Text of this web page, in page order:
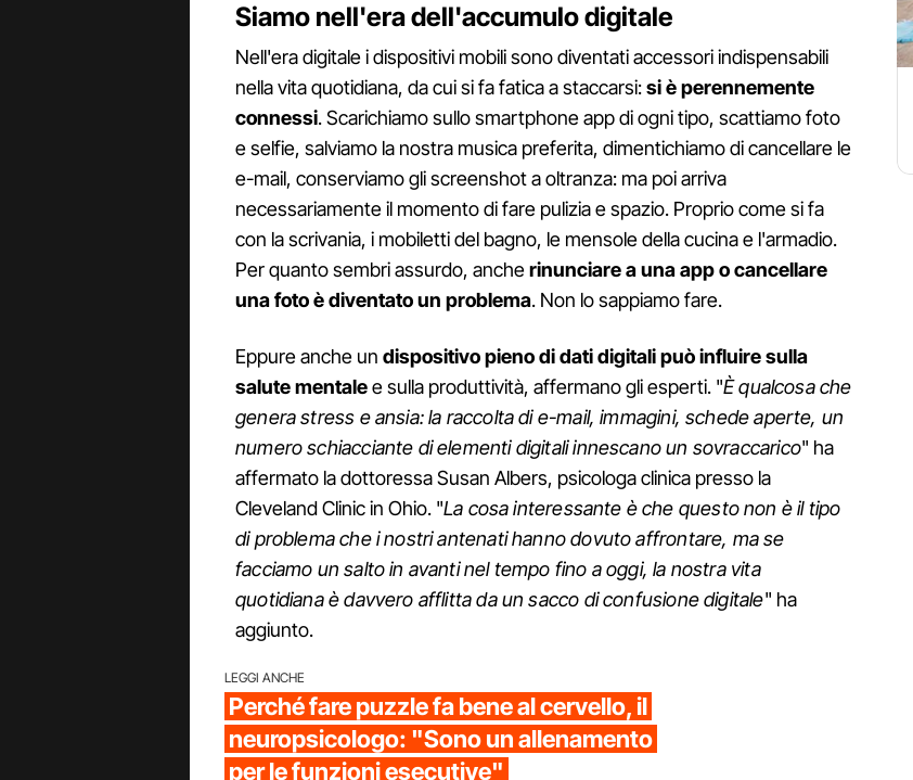
Siamo nell'era dell'accumulo digitale
Nell'era digitale i dispositivi mobili sono diventati accessori indispensabili
nella vita quotidiana, da cui si fa fatica a staccarsi:si è perennemente
connessi. Scarichiamo sullo smartphone app di ogni tipo, scattiamo foto
e selfie, salviamo la nostra musica preferita, dimentichiamo di cancellare le
e-mail, conserviamo gli screenshot a oltranza: ma poi arriva
necessariamente il momento di fare pulizia e spazio. Proprio come si fa
con la scrivania, i mobiletti del bagno, le mensole della cucina e l'armadio.
Per quanto sembri assurdo, ancherinunciare a una app o cancellare
una foto è diventato un problema. Non lo sappiamo fare.
Eppure anche un dispositivo pieno di dati digitali può influire sulla
salute mentalee sulla produttività, affermano gli esperti. "È qualcosa che
genera stress e ansia: la raccolta di e-mail, immagini, schede aperte, un
numero schiacciante di elementi digitali innescano un sovraccarico" ha
affermato la dottoressa Susan Albers, psicologa clinica presso la
Cleveland Clinic in Ohio. "La cosa interessante è che questo non è il tipo
di problema che i nostri antenati hanno dovuto affrontare, ma se
facciamo un salto in avanti nel tempo fino a oggi, la nostra vita
quotidiana è davvero afflitta da un sacco di confusione digitale" ha
aggiunto.
LEGGI ANCHE
Perché fare puzzle fa bene al cervello, il
neuropsicologo: "Sono un allenamento
per le funzioni esecutive"